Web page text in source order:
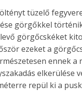
tüzelő
görgőkkel
görgőcskéket
ezeket a
ennek a
repül ki a